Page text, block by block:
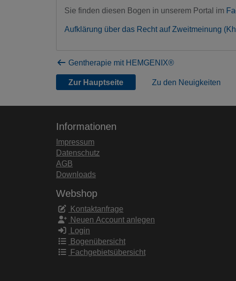
Sie finden diesen Bogen in unserem Portal im
Aufklärung über das Recht auf Zweitmeinung
Gentherapie mit HEMGENIX®
Zur Hauptseite
Zu den Neuigkeiten
Informationen
Impressum
Datenschutz
AGB
Downloads
Webshop
Kontaktanfrage
Neuen Account anlegen
Login
Bogenübersicht
Fachgebietsübersicht